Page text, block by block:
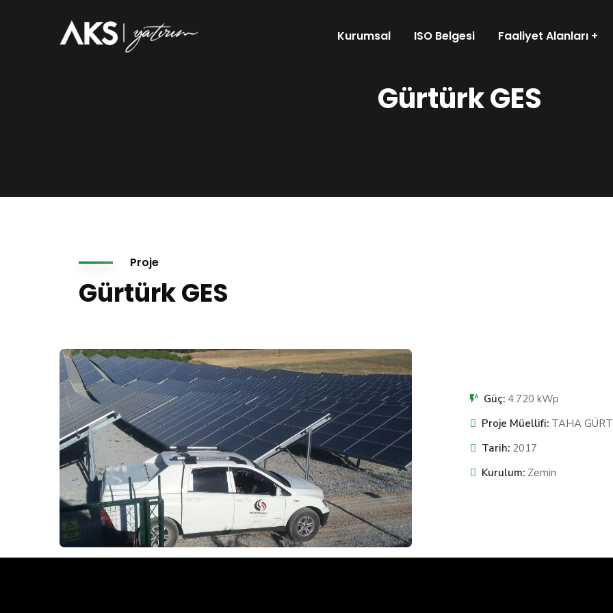
Kurumsal ISO Belgesi Faaliyet Alanları
Gürtürk GES
Proje
Gürtürk GES
Güç: 4.720 kWp
Proje Müellifi: TAHA
Tarih: 2017
Kurulum: Zemin